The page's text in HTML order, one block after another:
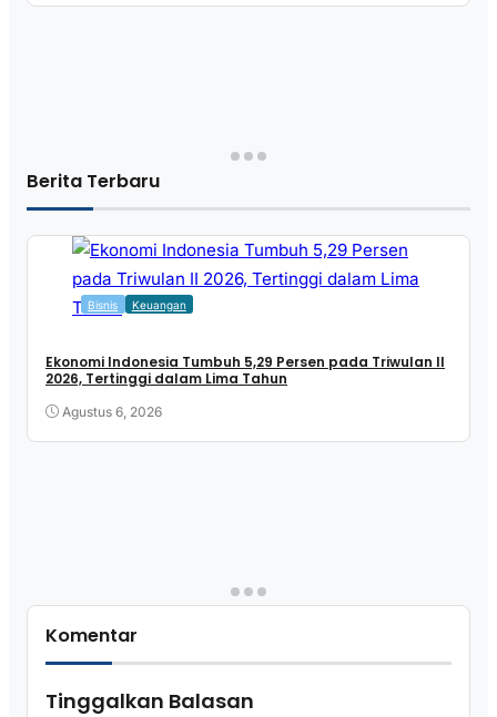
Berita Terbaru
Bisnis Keuangan
Ekonomi Indonesia Tumbuh 5,29 Persen pada Triwulan II
2026, Tertinggi dalam Lima Tahun
Agustus 6, 2026
Komentar
Tinggalkan Balasan